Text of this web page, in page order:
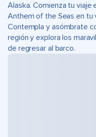
Alaska. Comienza tu viaje
Anthem of the Seas en tu
Contempla y asómbrate
región y explora los
de regresar al barco.